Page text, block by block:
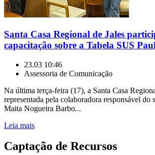
Santa Casa Regional de Jales
capacitação sobre a Tabela SUS
23.03 10:46
Assessoria de Comunicação
Na última terça-feira (17), a Santa Casa
representada pela colaboradora responsável do
Maita Nogueira Barbo...
Leia mais
Captação de Recursos